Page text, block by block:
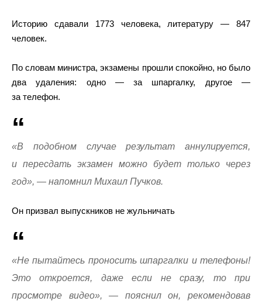
Историю сдавали 1773 человека, литературу — 847
человек.
По словам министра, экзамены прошли спокойно, но было
два удаления: одно — за шпаргалку, другое —
за телефон.
«В подобном случае результат аннулируется,
и пересдать экзамен можно будет только через
год», — напомнил Михаил Пучков.
Он призвал выпускников не жульничать
«Не пытайтесь проносить шпаргалки и телефоны!
Это откроется, даже если не сразу, то при
просмотре видео», — пояснил он, рекомендовав